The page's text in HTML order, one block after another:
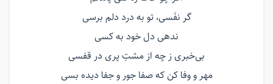
گر نفَسی، تو به درد دلم برسی
ندهی دل خود به کسی
بی‌خبری ز چه از مشتِ پری در قفسی
مهر و وفا کن که صفا جور و جفا دیده بسی